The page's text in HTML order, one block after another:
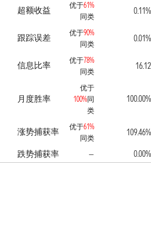
超额收益
优于61%
同类
0.11%
跟踪误差 优于90%
同类
0.01%
信息比率 优于78%
同类
16.12
月度胜率
优于
100%同
类
100.00%
涨势捕获率 优于61%
同类
109.46%
跌势捕获率
— 0.00%